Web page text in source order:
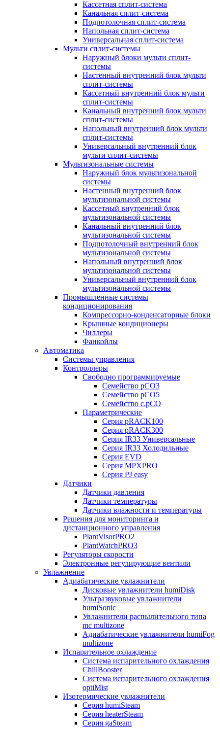
Кассетная сплит-система
Канальная сплит-система
Подпотолочная сплит-система
Напольная сплит-система
Универсальная сплит-система
Мульти сплит-системы
Наружный блоки мульти сплит-
системы
Настенный внутренний блок мульти
сплит-системы
Кассетный внутренний блок мульти
сплит-системы
Канальный внутренний блок мульти
сплит-системы
Напольный внутренний блок мульти
сплит-системы
Универсальный внутренний блок
мульти сплит-системы
Мультизональные системы
Наружный блок мультизональной
системы
Настенный внутренний блок
мультизональной системы
Кассетный внутренний блок
мультизональной системы
Канальный внутренний блок
мультизональной системы
Подпотолочный внутренний блок
мультизональной системы
Напольный внутренний блок
мультизональной системы
Универсальный внутренний блок
мультизональной системы
Промышленные системы
кондиционирования
Компрессорно-конденсаторные блоки
Крышные кондиционеры
Чиллеры
Фанкойлы
Автоматика
Системы управления
Контроллеры
Свободно программируемые
Семейство pCO3
Семейство pCO5
Семейство c.pCO
Параметрические
Серия pRACK100
Серия pRACK300
Серия IR33 Универсальные
Серия IR33 Холодильные
Серия EVD
Серия MPXPRO
Серия PJ easy
Датчики
Датчики давления
Датчики температуры
Датчики влажности и температуры
Решения для мониторинга и
дистанционного управления
PlantVisorPRO2
PlantWatchPRO3
Регуляторы скорости
Электронные регулирующие вентили
Увлажнение
Адиабатические увлажнители
Дисковые увлажнители humiDisk
Ультразвуковые увлажнители
humiSonic
Увлажнители распылительного типа
mc multizone
Адиабатические увлажнители humiFog
multizone
Испарительное охлаждение
Система испарительного охлаждения
ChillBooster
Система испарительного охлаждения
optiMist
Изотермические увлажнители
Серия humiSteam
Серия heaterSteam
Серия gaSteam